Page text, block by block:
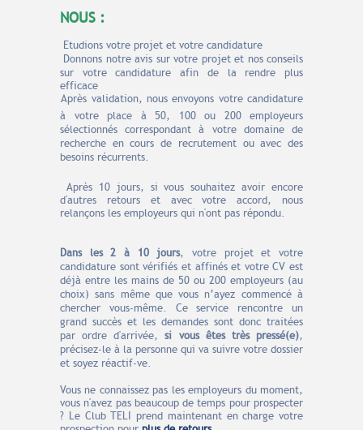
NOUS :
Etudions votre projet et votre candidature
Donnons notre avis sur votre projet et nos conseils
sur votre candidature afin de la rendre plus
efficace
Après validation, nous envoyons votre candidature
à votre place à 50, 100 ou 200 employeurs
sélectionnés correspondant à votre domaine de
recherche en cours de recrutement ou avec des
besoins récurrents.
Après 10 jours, si vous souhaitez avoir encore
d'autres retours et avec votre accord, nous
relançons les employeurs qui n'ont pas répondu.
Dans les 2 à 10 jours, votre projet et votre
candidature sont vérifiés et affinés et votre CV est
déjà entre les mains de 50 ou 200 employeurs (au
choix) sans même que vous n’ayez commencé à
chercher vous-même. Ce service rencontre un
grand succès et les demandes sont donc traitées
par ordre d'arrivée,si vous êtes très pressé(e),
précisez-le à la personne qui va suivre votre dossier
et soyez réactif-ve.
Vous ne connaissez pas les employeurs du moment,
vous n'avez pas beaucoup de temps pour prospecter
? Le Club TELI prend maintenant en charge votre